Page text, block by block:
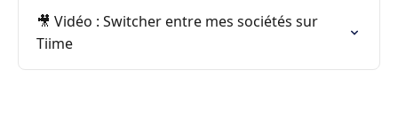
🎥 Vidéo : Switcher entre mes sociétés sur
Tiime